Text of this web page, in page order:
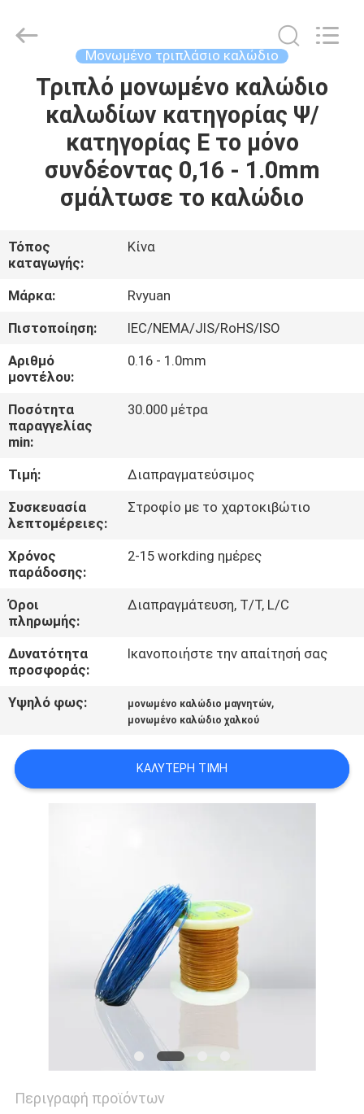
ΣΠΊΤΙ
ΠΡΟΪΌΝΤΑ
ΒΊΝΤΕΟ
ΠΕΡΊΠΟΥ
ΕΜΕΊΣ
ΓΎΡΟΣ
ΕΡΓΟΣΤΑΣΊΩΝ
ΠΟΙΟΤΙΚΌΣ
ΈΛΕΓΧΟΣ
ΜΑΣ
ΕΛΆΤΕ
ΣΕ
ΕΠΑΦΉ
ΜΕ
ΕΙΔΉΣΕΙΣ
ΖΗΤΉΣΤΕ
ΑΠΌΣΠΑΣΜΑ
Material
Co,.Ltd.
Μονωμένο τριπλάσιο καλώδιο
Τριπλό μονωμένο καλώδιο
καλωδίων κατηγορίας Ψ/
κατηγορίας Ε το μόνο
συνδέοντας 0,16 - 1.0mm
σμάλτωσε το καλώδιο
Τόπος
καταγωγής:
Κίνα
Μάρκα:
Rvyuan
Πιστοποίηση:
IEC/NEMA/JIS/RoHS/ISO
Αριθμό
μοντέλου:
0.16 - 1.0mm
Ποσότητα
παραγγελίας
min:
30.000 μέτρα
Τιμή:
Διαπραγματεύσιμος
Συσκευασία
λεπτομέρειες:
Στροφίο με το χαρτοκιβώτιο
Χρόνος
παράδοσης:
2-15 workding ημέρες
Όροι
πληρωμής:
Διαπραγμάτευση, T/T, L/C
Δυνατότητα
προσφοράς:
Ικανοποιήστε την απαίτησή σας
Υψηλό φως: μονωμένο καλώδιο μαγνητών,
μονωμένο καλώδιο χαλκού
ΚΑΛΎΤΕΡΗ ΤΙΜΉ
Περιγραφή προϊόντων